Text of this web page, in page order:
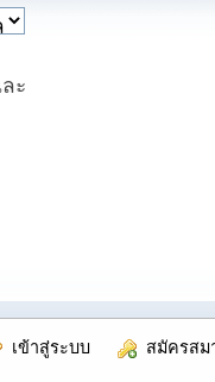
ะ
เข้าสู่ระบบ สมัครสม